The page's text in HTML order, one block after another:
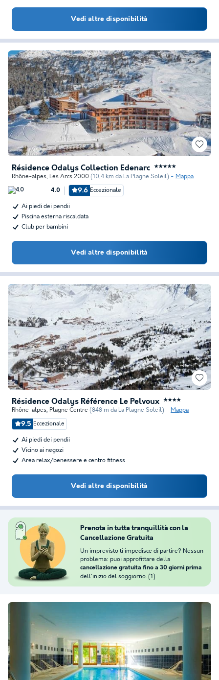
Vedi altre disponibilità
Résidence Odalys Collection Edenarc ★★★★★
Rhône-alpes, Les Arcs 2000 (10,4 km da La Plagne Soleil) Mappa
4.0 9.6 Eccezionale
Ai piedi dei pendii
Piscina esterna riscaldata
Club per bambini
Vedi altre disponibilità
Résidence Odalys Référence Le Pelvoux ★★★★
Rhône-alpes, Plagne Centre (848 m da La Plagne Soleil) Mappa
9.5 Eccezionale
Ai piedi dei pendii
Vicino ai negozi
Area relax/benessere e centro fitness
Vedi altre disponibilità
Prenota in tutta tranquillità con la
Cancellazione Gratuita
Un imprevisto ti impedisce di partire? Nessun
problema: puoi approfittare della
cancellazione gratuita fino a 30 giorni prima
dell'inizio del soggiorno. (1)